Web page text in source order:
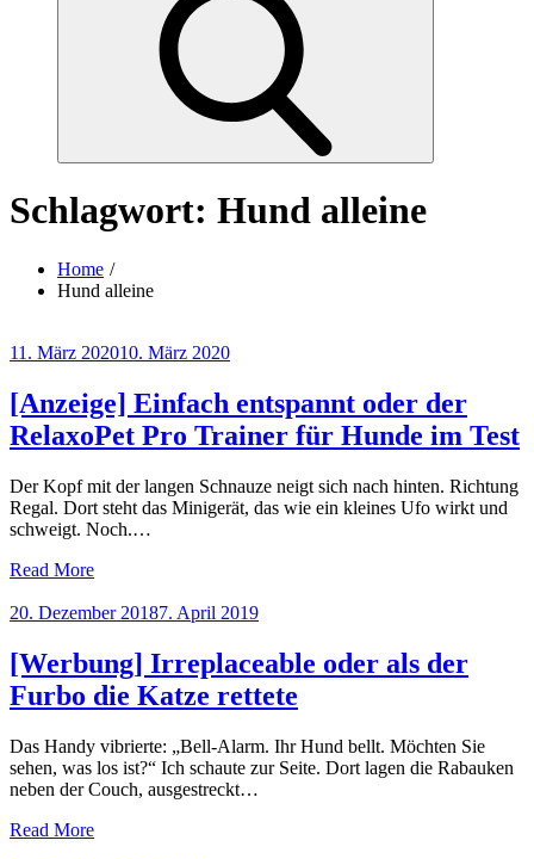
Schlagwort: Hund alleine
Home
Hund alleine
Posted
11. März 202010. März 2020
[Anzeige] Einfach entspannt oder der
RelaxoPet Pro Trainer für Hunde im Test
Der Kopf mit der langen Schnauze neigt sich nach hinten. Richtung
Regal. Dort steht das Minigerät, das wie ein kleines Ufo wirkt und
schweigt. Noch.…
Read More
Posted
20. Dezember 20187. April 2019
[Werbung] Irreplaceable oder als der
Furbo die Katze rettete
Das Handy vibrierte: „Bell-Alarm. Ihr Hund bellt. Möchten Sie
sehen, was los ist?“ Ich schaute zur Seite. Dort lagen die Rabauken
neben der Couch, ausgestreckt…
Read More